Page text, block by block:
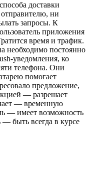
доставки
ни
запросы. К
приложения
время и трафик.
необходимо постоянно
уведомления, ко
телефона. Они
помогает
предложение,
— разрешает
— временную
— имеет возможность
— быть всегда в курсе